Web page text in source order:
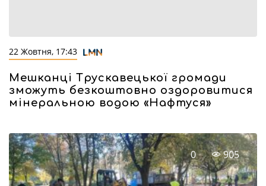
22 Жовтня, 17:43
Мешканці Трускавецької громади
зможуть безкоштовно оздоровитися
мінеральною водою «Нафтуся»
0 905